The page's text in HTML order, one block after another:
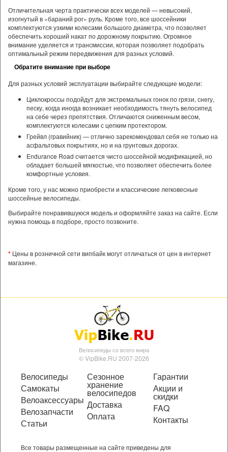
Отличительная черта практически всех моделей — невысокий,
изогнутый в «бараний рог» руль. Кроме того, все шоссейники
комплектуются узкими колесами большого диаметра, что позволяет
обеспечить хороший накат по дорожному покрытию. Огромное
внимание уделяется и трансмиссии, которая позволяет подобрать
оптимальный режим передвижения для разных условий.
Обратите внимание при выборе
Для разных условий эксплуатации выбирайте следующие модели:
Циклокроссы подойдут для экстремальных гонок по грязи, снегу,
песку, когда иногда возникает необходимость тянуть велосипед
на себе через препятствия. Отличаются сниженным весом,
комплектуются колесами с цепким протектором.
Грейвл (гравийник) — отлично зарекомендовал себя не только на
асфальтовых покрытиях, но и на грунтовых дорогах.
Endurance Road считается чисто шоссейной модификацией, но
обладает большей мягкостью, что позволяет обеспечить более
комфортные условия.
Кроме того, у нас можно приобрести и классические легковесные
шоссейные велосипеды.
Выбирайте понравившуюся модель и оформляйте заказ на сайте. Если
нужна помощь в подборе, просто позвоните.
* Цены в розничной сети випбайк могут отличаться от цен в интернет
магазине.
Велосипеды со всего мира
© VipBike.RU 2007-2026
Велосипеды
Самокаты
Велоаксессуары
Велозапчасти
Статьи
Сезонное
хранение
велосипедов
Доставка
Оплата
Гарантии
Акции и
скидки
FAQ
Контакты
Все товары размещенные на сайте приведены для